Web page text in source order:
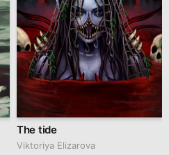
The tide
Viktoriya Elizarova